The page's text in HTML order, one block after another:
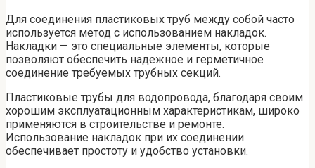
Для соединения пластиковых труб между собой часто
используется метод с использованием накладок.
Накладки — это специальные элементы, которые
позволяют обеспечить надежное и герметичное
соединение требуемых трубных секций.
Пластиковые трубы для водопровода, благодаря своим
хорошим эксплуатационным характеристикам, широко
применяются в строительстве и ремонте.
Использование накладок при их соединении
обеспечивает простоту и удобство установки.